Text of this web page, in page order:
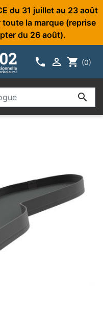
du 31 juillet au 23 août
la marque (reprise
du 26 août).
  shopping_cart (0)
